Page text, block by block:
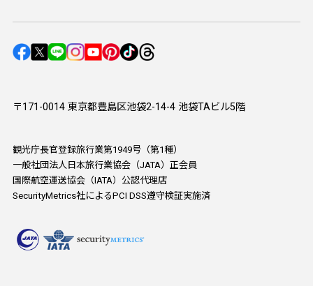
〒171-0014 東京都豊島区池袋2-14-4 池袋TAビル5階
観光庁長官登録旅行業第1949号（第1種）
一般社団法人日本旅行業協会（JATA）正会員
国際航空運送協会（IATA）公認代理店
SecurityMetrics社によるPCI DSS遵守検証実施済